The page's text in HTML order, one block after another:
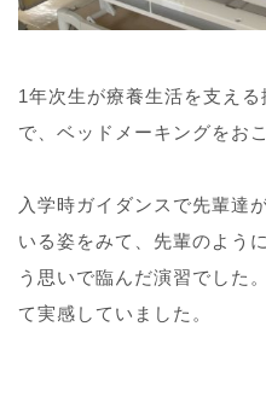
1年次生が療養生活を支え
で、ベッドメーキングをお
入学時ガイダンスで先輩達
いる姿をみて、先輩のよう
う思いで臨んだ演習でした
て実感していました。